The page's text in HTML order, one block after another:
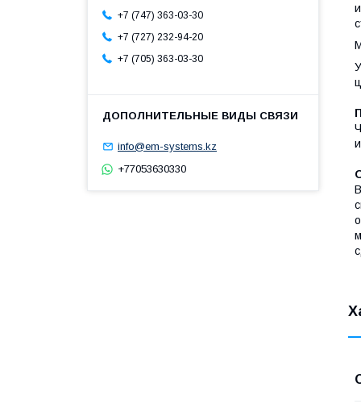
+7 (747) 363-03-30
+7 (727) 232-94-20
+7 (705) 363-03-30
info@em-systems.kz
+77053630330